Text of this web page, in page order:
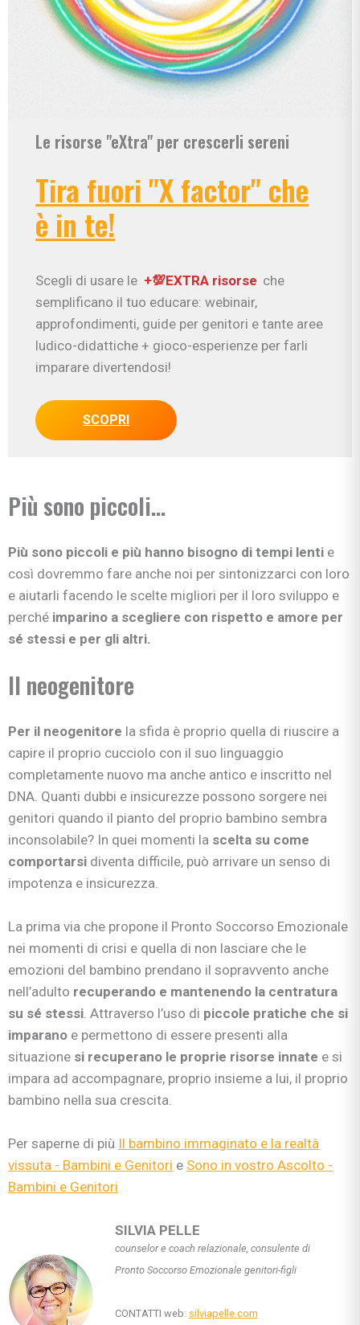
Le risorse "eXtra" per crescerli sereni
Tira fuori "X factor" che
è in te!
Scegli di usare le +💯EXTRA risorse che
semplificano il tuo educare: webinair,
approfondimenti, guide per genitori e tante aree
ludico-didattiche + gioco-esperienze per farli
imparare divertendosi!
SCOPRI
Più sono piccoli...
Più sono piccoli e più hanno bisogno di tempi lenti e
così dovremmo fare anche noi per sintonizzarci con loro
e aiutarli facendo le scelte migliori per il loro sviluppo e
perché imparino a scegliere con rispetto e amore per
sé stessi e per gli altri.
Il neogenitore
Per il neogenitore la sfida è proprio quella di riuscire a
capire il proprio cucciolo con il suo linguaggio
completamente nuovo ma anche antico e inscritto nel
DNA. Quanti dubbi e insicurezze possono sorgere nei
genitori quando il pianto del proprio bambino sembra
inconsolabile? In quei momenti la scelta su come
comportarsi diventa difficile, può arrivare un senso di
impotenza e insicurezza.
La prima via che propone il Pronto Soccorso Emozionale
nei momenti di crisi e quella di non lasciare che le
emozioni del bambino prendano il sopravvento anche
nell’adulto recuperando e mantenendo la centratura
su sé stessi. Attraverso l’uso di piccole pratiche che si
imparano e permettono di essere presenti alla
situazione si recuperano le proprie risorse innate e si
impara ad accompagnare, proprio insieme a lui, il proprio
bambino nella sua crescita.
Per saperne di più Il bambino immaginato e la realtà
vissuta - Bambini e Genitori e Sono in vostro Ascolto -
Bambini e Genitori
SILVIA PELLE
counselor e coach relazionale, consulente di
Pronto Soccorso Emozionale genitori-figli
CONTATTI web: silviapelle.com